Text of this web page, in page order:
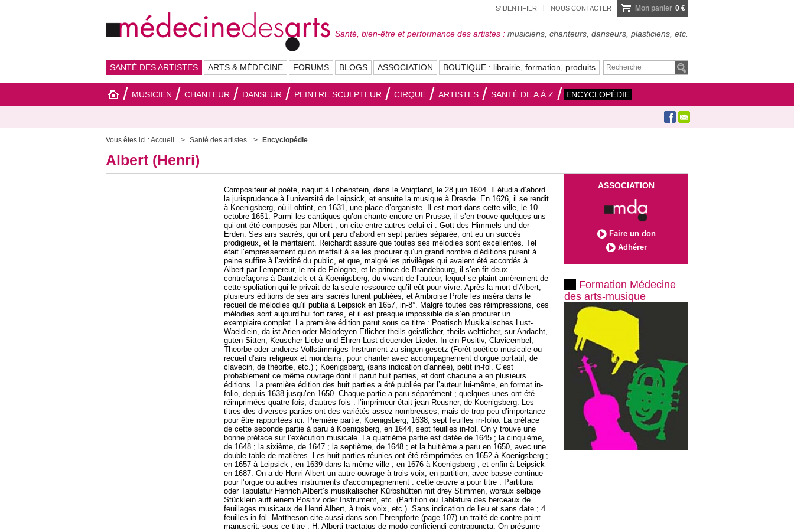
S'IDENTIFIER NOUS CONTACTER Mon panier 0 €
Santé, bien-être et performance des artistes : musiciens, chanteurs, danseurs, plasticiens, etc.
SANTÉ DES ARTISTES ARTS & MÉDECINE FORUMS BLOGS ASSOCIATION BOUTIQUE : librairie, formation, produits
MUSICIEN CHANTEUR DANSEUR PEINTRE SCULPTEUR CIRQUE ARTISTES SANTÉ DE A À Z ENCYCLOPÉDIE
Vous êtes ici :Accueil Santé des artistes Encyclopédie
Albert (Henri)
Compositeur et poète, naquit à Lobenstein, dans le Voigtland, le 28 juin 1604. Il étudia d’abord
la jurisprudence à l’université de Leipsick, et ensuite la musique à Dresde. En 1626, il se rendit
à Koenigsberg, où il obtint, en 1631, une place d’organiste. Il est mort dans cette ville, le 10
octobre 1651. Parmi les cantiques qu’on chante encore en Prusse, il s’en trouve quelques-uns
qui ont été composés par Albert ; on cite entre autres celui-ci : Gott des Himmels und der
Erden. Ses airs sacrés, qui ont paru d’abord en sept parties séparée, ont eu un succès
prodigieux, et le méritaient. Reichardt assure que toutes ses mélodies sont excellentes. Tel
était l’empressement qu’on mettait à se les procurer qu’un grand nombre d’éditions purent à
peine suffire à l’avidité du public, et que, malgré les privilèges qui avaient été accordés à
Albert par l’empereur, le roi de Pologne, et le prince de Brandebourg, il s’en fit deux
contrefaçons à Dantzick et à Koenigsberg, du vivant de l’auteur, lequel se plaint amèrement de
cette spoliation qui le privait de la seule ressource qu’il eût pour vivre. Après la mort d’Albert,
plusieurs éditions de ses airs sacrés furent publiées, et Ambroise Profe les inséra dans le
recueil de mélodies qu’il publia à Leipsick en 1657, in-8°. Malgré toutes ces réimpressions, ces
mélodies sont aujourd’hui fort rares, et il est presque impossible de s’en procurer un
exemplaire complet. La première édition parut sous ce titre : Poetisch Musikalisches Lust-
Waeldlein, da ist Arien oder Melodeyen Etlicher theils geistlicher, theils weltticher, sur Andacht,
guten Sitten, Keuscher Liebe und Ehren-Lust dieuender Lieder. In ein Positiv, Clavicembel,
Theorbe oder anderes Vollstimmiges Instrument zu singen gesetz (Forêt poético-musicale ou
recueil d’airs religieux et mondains, pour chanter avec accompagnement d’orgue portatif, de
clavecin, de théorbe, etc.) ; Koenigsberg, (sans indication d’année), petit in-fol. C’est
probablement ce même ouvrage dont il parut huit parties, et dont chacune a en plusieurs
éditions. La première édition des huit parties a été publiée par l’auteur lui-même, en format in-
folio, depuis 1638 jusqu’en 1650. Chaque partie a paru séparément ; quelques-unes ont été
réimprimées quatre fois, d’autres fois : l’imprimeur était jean Reusner, de Koenigsberg. Les
titres des diverses parties ont des variétés assez nombreuses, mais de trop peu d’importance
pour être rapportées ici. Première partie, Koenigsberg, 1638, sept feuilles in-folio. La préface
de cette seconde partie à paru à Koenigsberg, en 1644, sept feuilles in-fol. On y trouve une
bonne préface sur l’exécution musicale. La quatrième partie est datée de 1645 ; la cinquième,
de 1648 ; la sixième, de 1647 ; la septième, de 1648 ; et la huitième a paru en 1650, avec une
double table de matières. Les huit parties réunies ont été réimprimées en 1652 à Koenigsberg ;
en 1657 à Leipsick ; en 1639 dans la même ville ; en 1676 à Koenigsberg ; et enfin à Leipsick
en 1687. On a de Henri Albert un autre ouvrage à trois voix, en partition, avec basse continue
pour l’orgue ou autres instruments d’accompagnement : cette œuvre a pour titre : Partitura
oder Tabulatur Henrich Albert’s musikalischer Kürbshütten mit drey Stimmen, woraux selbige
Stücklein auff einem Positiv oder Instrument, etc. (Partition ou Tablature des berceaux de
feuillages musicaux de Henri Albert, à trois voix, etc.). Sans indication de lieu et sans date ; 4
feuilles in-fol. Mattheson cite aussi dans son Ehrenpforte (page 107) un traité de contre-point
manuscrit, sous ce titre : H. Alberti tractatus de modo conficiendi contrapuncta. On présume
ASSOCIATION
Faire un don
Adhérer
Formation Médecine
des arts-musique